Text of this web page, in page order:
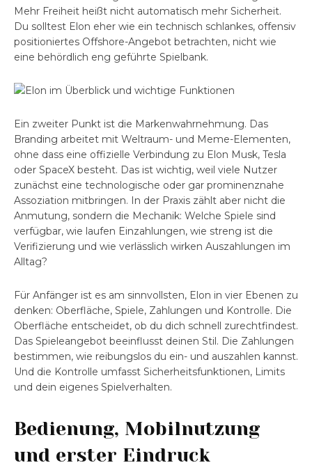
Mehr Freiheit heißt nicht automatisch mehr Sicherheit.
Du solltest Elon eher wie ein technisch schlankes, offensiv
positioniertes Offshore-Angebot betrachten, nicht wie
eine behördlich eng geführte Spielbank.
Ein zweiter Punkt ist die Markenwahrnehmung. Das
Branding arbeitet mit Weltraum- und Meme-Elementen,
ohne dass eine offizielle Verbindung zu Elon Musk, Tesla
oder SpaceX besteht. Das ist wichtig, weil viele Nutzer
zunächst eine technologische oder gar prominenznahe
Assoziation mitbringen. In der Praxis zählt aber nicht die
Anmutung, sondern die Mechanik: Welche Spiele sind
verfügbar, wie laufen Einzahlungen, wie streng ist die
Verifizierung und wie verlässlich wirken Auszahlungen im
Alltag?
Für Anfänger ist es am sinnvollsten, Elon in vier Ebenen zu
denken: Oberfläche, Spiele, Zahlungen und Kontrolle. Die
Oberfläche entscheidet, ob du dich schnell zurechtfindest.
Das Spieleangebot beeinflusst deinen Stil. Die Zahlungen
bestimmen, wie reibungslos du ein- und auszahlen kannst.
Und die Kontrolle umfasst Sicherheitsfunktionen, Limits
und dein eigenes Spielverhalten.
Bedienung, Mobilnutzung
und erster Eindruck